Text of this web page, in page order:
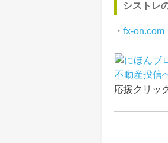
シストレ
・ fx-on.com
応援クリッ